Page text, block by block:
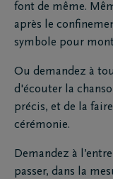
font de même.
après le
symbole pour
Ou demandez à
d'écouter la
précis, et de la
cérémonie.
Demandez à
passer, dans la